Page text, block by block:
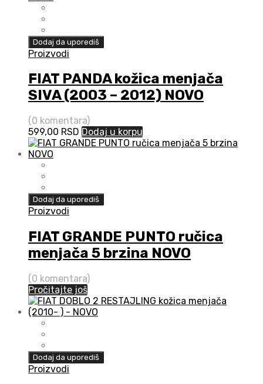
Dodaj da uporediš
Proizvodi
FIAT PANDA kožica menjača
SIVA (2003 – 2012) NOVO
(0 komentara)
599,00 RSD Dodaj u korpu
Dodaj da uporediš
Proizvodi
FIAT GRANDE PUNTO ručica
menjača 5 brzina NOVO
(0 komentara)
Pročitajte još
Dodaj da uporediš
Proizvodi